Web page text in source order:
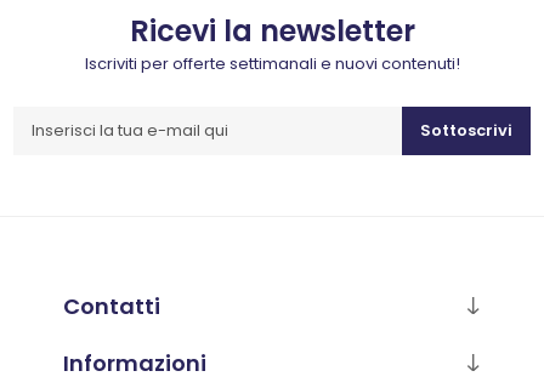
Ricevi la newsletter
Iscriviti per offerte settimanali e nuovi contenuti!
Sottoscrivi
Contatti
Informazioni